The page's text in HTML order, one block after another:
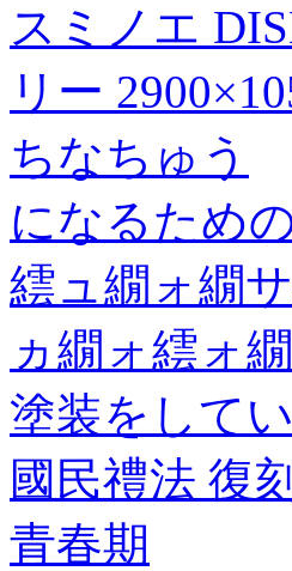
スミノエ
リー
ちなちゅう
になるため
繧ュ繝ォ繝
ヵ繝ォ繧ォ
塗装をして
國民禮法 復
青春期